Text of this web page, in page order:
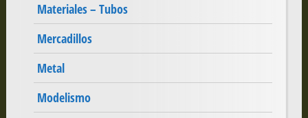
Materiales – Tubos
Mercadillos
Metal
Modelismo